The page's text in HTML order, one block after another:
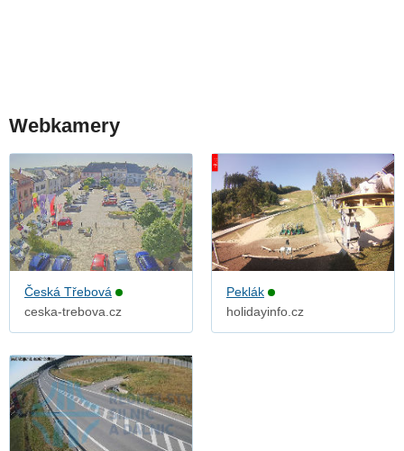
Webkamery
Česká Třebová
ceska-trebova.cz
Peklák
holidayinfo.cz